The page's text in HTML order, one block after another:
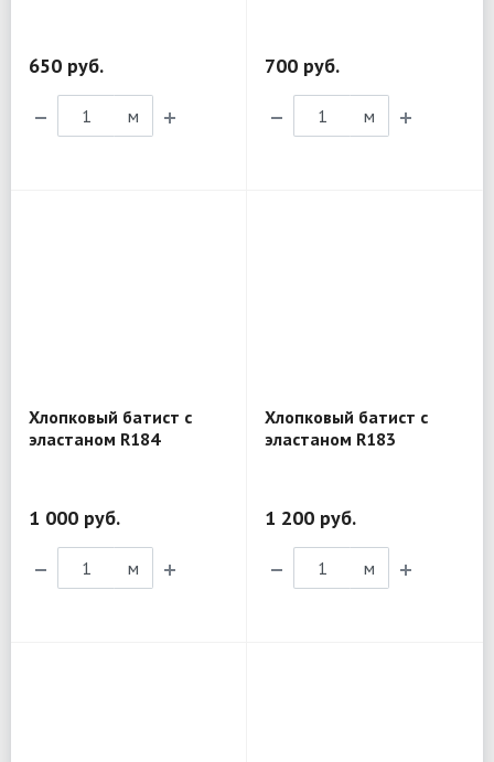
650 руб.
м
700 руб.
м
Хлопковый батист с
эластаном R184
1 000 руб.
м
Хлопковый батист с
эластаном R183
1 200 руб.
м